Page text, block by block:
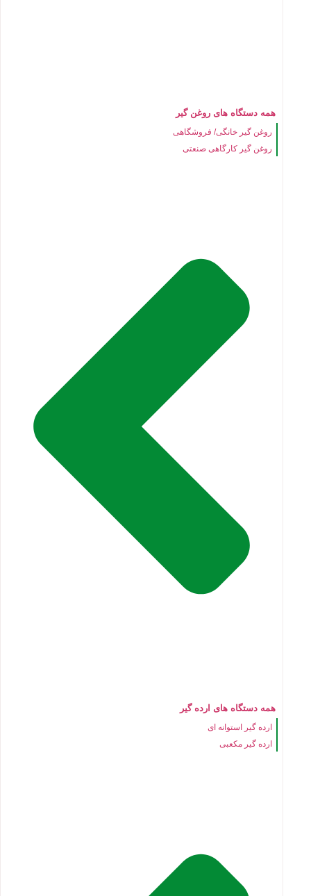
همه دستگاه های روغن گیر
روغن گیر خانگی/ فروشگاهی
روغن گیر کارگاهی صنعتی
همه دستگاه های ارده گیر
ارده گیر استوانه ای
ارده گیر مکعبی